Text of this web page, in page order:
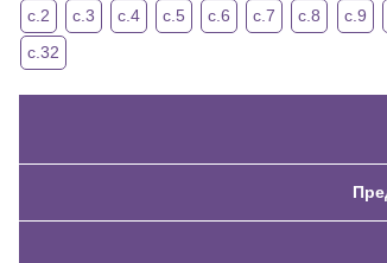
с.2 с.3 с.4 с.5 с.6 с.7 с.8 с.9
с.32